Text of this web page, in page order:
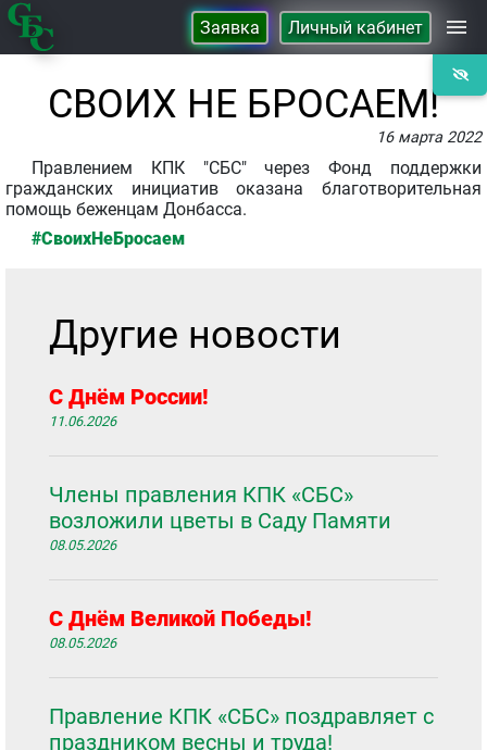
Заявка Личный кабинет
Займы
Контакты
СВОИХ НЕ БРОСАЕМ!
16 марта 2022
Правлением КПК "СБС" через Фонд поддержки
гражданских инициатив оказана благотворительная
помощь беженцам Донбасса.
#СвоихНеБросаем
Другие новости
С Днём России!
11.06.2026
Члены правления КПК «СБС»
возложили цветы в Саду Памяти
08.05.2026
С Днём Великой Победы!
08.05.2026
Правление КПК «СБС» поздравляет с
праздником весны и труда!